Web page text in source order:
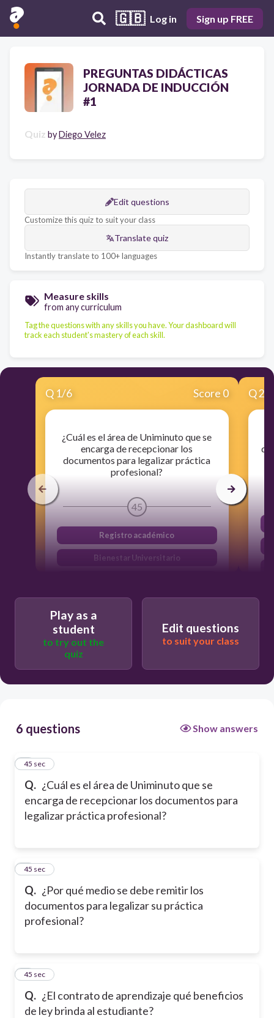
🇬🇧 Log in Sign up FREE
PREGUNTAS DIDÁCTICAS
JORNADA DE INDUCCIÓN
#1
Quiz byDiego Velez
Edit questions
Customize this quiz to suit your class
Translate quiz
Instantly translate to 100+ languages
Measure skills
from any curriculum
Tag the questions with any skills you have. Your dashboard will
track each student's mastery of each skill.
Q 1/6 Score 0
¿Cuál es el área de Uniminuto que se
encarga de recepcionar los
documentos para legalizar práctica
profesional?
45
Registro académico
Bienestar Universitario
Prácticas Profesionales - Centro
Progresa E.P.E.
Q2
Play as a
student
to try out the
quiz
Edit questions
to suit your class
6 questions Show answers
Q. ¿Cuál es el área de Uniminuto que se
encarga de recepcionar los documentos para
legalizar práctica profesional?
1
45 sec
Q. ¿Por qué medio se debe remitir los
documentos para legalizar su práctica
profesional?
2
45 sec
Q. ¿El contrato de aprendizaje qué beneficios
de ley brinda al estudiante?
3
45 sec